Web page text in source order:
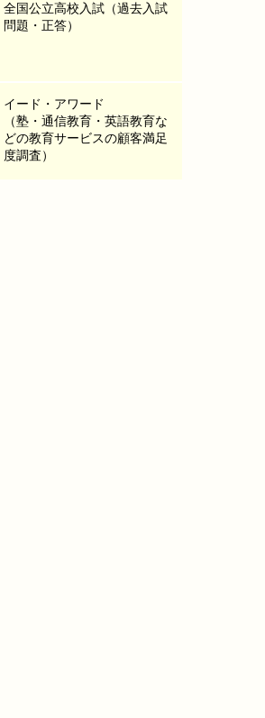
全国公立高校入試（過去入試
問題・正答）
イード・アワード
（塾・通信教育・英語教育な
どの教育サービスの顧客満足
度調査）